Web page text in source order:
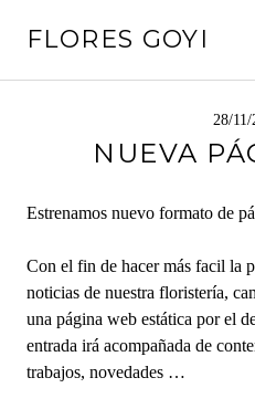
FLORES GOYI
28/11/
NUEVA
Estrenamos nuevo formato de
Con el fin de hacer más facil la
noticias de nuestra floristería,
una página web estática por el
entrada irá acompañada de
trabajos, novedades …